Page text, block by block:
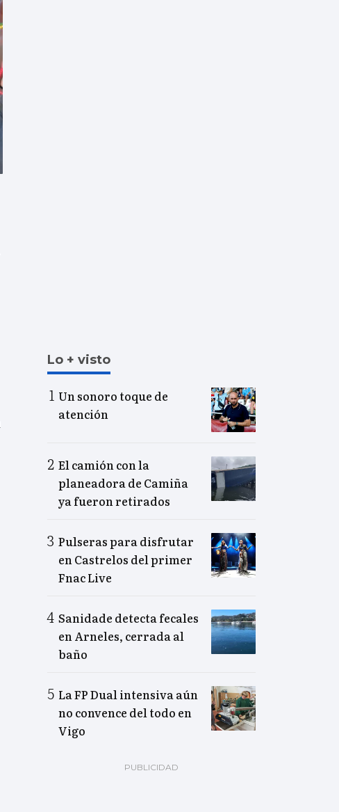
Lo + visto
Un sonoro toque de
atención
El camión con la
planeadora de Camiña
ya fueron retirados
Pulseras para disfrutar
en Castrelos del primer
Fnac Live
Sanidade detecta fecales
en Arneles, cerrada al
baño
La FP Dual intensiva aún
no convence del todo en
Vigo